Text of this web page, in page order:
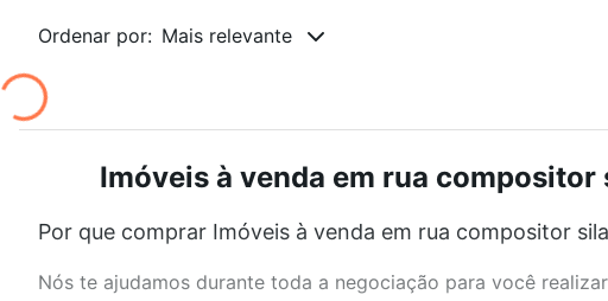
Ordenar por: Mais relevante
Imóveis à venda em rua
Por que comprar Imóveis à venda em rua compositor
Nós te ajudamos durante toda a negociação para você